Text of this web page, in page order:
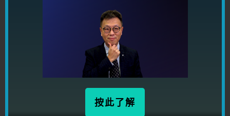
【Yahoo Style 玄來愛情】明明知道卻問全世界該
不該分手？潛意識其實一早就有答案
按此了解